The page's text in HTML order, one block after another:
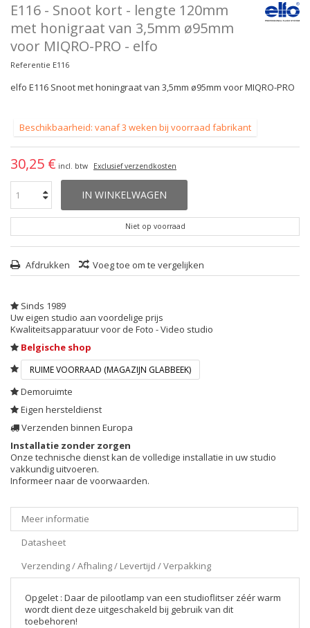
E116 - Snoot kort - lengte 120mm
met honigraat van 3,5mm ø95mm
voor MIQRO-PRO - elfo
Referentie E116
elfo E116 Snoot met honingraat van 3,5mm ø95mm voor MIQRO-PRO
Beschikbaarheid: vanaf 3 weken bij voorraad fabrikant
30,25 € incl. btw Exclusief verzendkosten
IN WINKELWAGEN
Niet op voorraad
Afdrukken Voeg toe om te vergelijken
Sinds 1989
Uw eigen studio aan voordelige prijs
Kwaliteitsapparatuur voor de Foto - Video studio
Belgische shop
RUIME VOORRAAD (MAGAZIJN GLABBEEK)
Demoruimte
Eigen hersteldienst
Verzenden binnen Europa
Installatie zonder zorgen
Onze technische dienst kan de volledige installatie in uw studio
vakkundig uitvoeren.
Informeer naar de voorwaarden.
Meer informatie
Datasheet
Verzending / Afhaling / Levertijd / Verpakking
Opgelet : Daar de pilootlamp van een studioflitser zéér warm
wordt dient deze uitgeschakeld bij gebruik van dit
toebehoren!